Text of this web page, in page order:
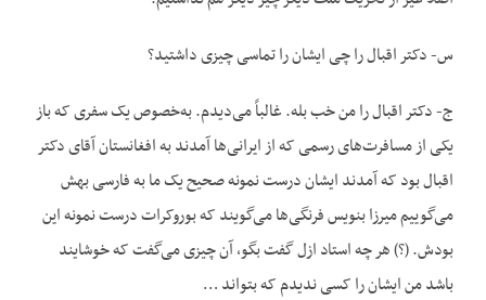
س- دکتر اقبال را چی ایشان را تماسی چیزی داشتید؟
ج- دکتر اقبال را من خب بله. غالباً می‌دیدم. به‌خصوص یک سفری که باز
یکی از مسافرت‌های رسمی که از ایرانی‌ها آمدند به افغانستان آقای دکتر
اقبال بود که آمدند ایشان درست نمونه صحیح یک ما به فارسی بهش
می‌گوییم میرزا بنویس فرنگی‌ها می‌گویند که بوروکرات درست نمونه این
بودش. (؟) هر چه استاد ازل گفت بگو، آن چیزی می‌گفت که خوشایند
باشد من ایشان را کسی ندیدم که بتواند …